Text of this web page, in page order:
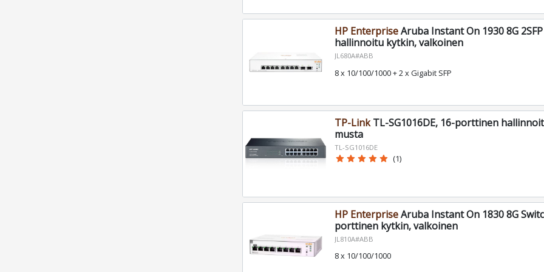
HP EnterpriseAruba Instant On 1930 8G
hallinnoitu kytkin, valkoinen
JL680A#ABB
8 x 10/100/1000 + 2 x Gigabit SFP
TP-LinkTL-SG1016DE, 16-porttinen
musta
TL-SG1016DE
star star star star star (1)
HP EnterpriseAruba Instant On 1830 8G
porttinen kytkin, valkoinen
JL810A#ABB
8 x 10/100/1000